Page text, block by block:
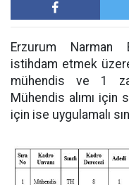
Erzurum Narman
istihdam etmek
mühendis ve 1
Mühendis alımı için
için ise uygulamalı